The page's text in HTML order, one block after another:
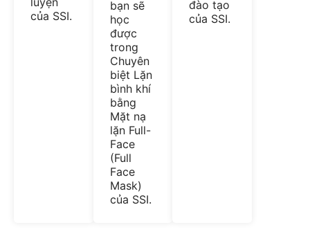
của SSI.
bạn sẽ
học
được
trong
Chuyên
biệt Lặn
bình khí
bằng
Mặt nạ
lặn Full-
Face
(Full
Face
Mask)
của SSI.
đào tạo
của SSI.